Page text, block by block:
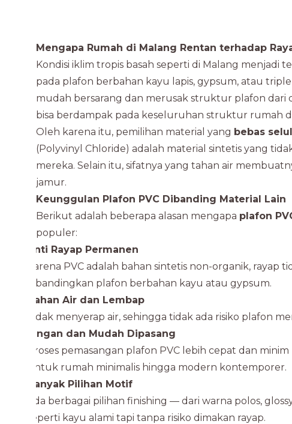
Mengapa Rumah di Malang Rentan terhadap
Kondisi iklim tropis basah seperti di Malang
pada plafon berbahan kayu lapis, gypsum, atau
mudah bersarang dan merusak struktur plafon dari
bisa berdampak pada keseluruhan struktur rumah
Oleh karena itu, pemilihan material yang bebas
(Polyvinyl Chloride) adalah material sintetis yang
mereka. Selain itu, sifatnya yang tahan air
jamur.
Keunggulan Plafon PVC Dibanding Material Lain
Berikut adalah beberapa alasan mengapa plafon
populer:
Anti Rayap Permanen
Karena PVC adalah bahan sintetis non-organik,
dibandingkan plafon berbahan kayu atau gypsum.
Tahan Air dan Lembap
Tidak menyerap air, sehingga tidak ada risiko plafon
Ringan dan Mudah Dipasang
Proses pemasangan plafon PVC lebih cepat dan
untuk rumah minimalis hingga modern kontemporer.
Banyak Pilihan Motif
Ada berbagai pilihan finishing — dari warna polos,
seperti kayu alami tapi tanpa risiko dimakan rayap.